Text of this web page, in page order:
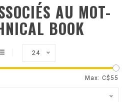
AU MOT-
BOOK
24
Max: C$55